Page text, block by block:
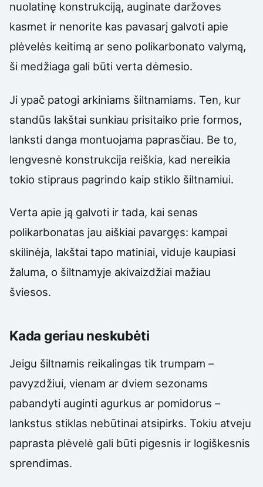
nuolatinę konstrukciją, auginate daržoves
kasmet ir nenorite kas pavasarį galvoti apie
plėvelės keitimą ar seno polikarbonato valymą,
ši medžiaga gali būti verta dėmesio.
Ji ypač patogi arkiniams šiltnamiams. Ten, kur
standūs lakštai sunkiau prisitaiko prie formos,
lanksti danga montuojama paprasčiau. Be to,
lengvesnė konstrukcija reiškia, kad nereikia
tokio stipraus pagrindo kaip stiklo šiltnamiui.
Verta apie ją galvoti ir tada, kai senas
polikarbonatas jau aiškiai pavargęs: kampai
skilinėja, lakštai tapo matiniai, viduje kaupiasi
žaluma, o šiltnamyje akivaizdžiai mažiau
šviesos.
Kada geriau neskubėti
Jeigu šiltnamis reikalingas tik trumpam –
pavyzdžiui, vienam ar dviem sezonams
pabandyti auginti agurkus ar pomidorus –
lankstus stiklas nebūtinai atsipirks. Tokiu atveju
paprasta plėvelė gali būti pigesnis ir logiškesnis
sprendimas.